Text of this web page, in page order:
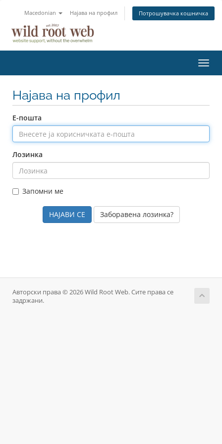
Macedonian Најава на профил Потрошувачка кошничка
ја
Најава на профил
Е-пошта
Лозинка
Запомни ме
Заборавена лозинка?
Авторски права © 2026 Wild Root Web. Сите права се
задржани.